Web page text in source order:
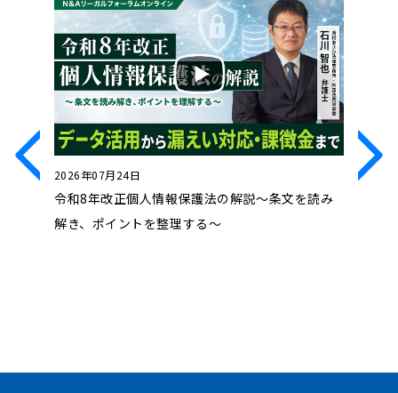
2026年07月24日
令和8年改正個人情報保護法の解説～条文を読み
解き、ポイントを整理する～
2026年